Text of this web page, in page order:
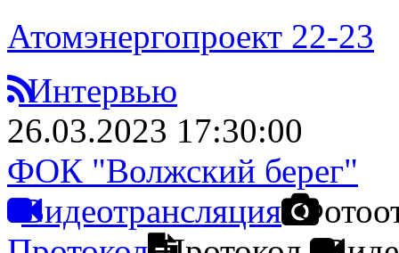
Атомэнергопроект 22-23
Интервью
26.03.2023 17:30:00
ФОК "Волжский берег"
Видеотрансляция